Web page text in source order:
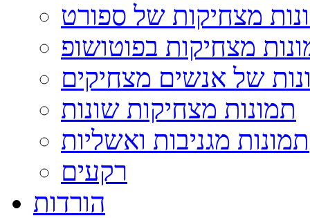
מצחיקות של ספורט
מצחיקות בפוטושופ
של אנשים מצחיקים
תמונות מצחיקות שונות
תמונות מגניבות ואשליות
רקעים
הורדות